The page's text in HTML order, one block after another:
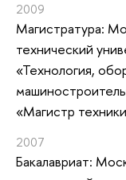
2009
Магистратура:
технический
«Технология,
«Магистр
2007
Бакалавриат: